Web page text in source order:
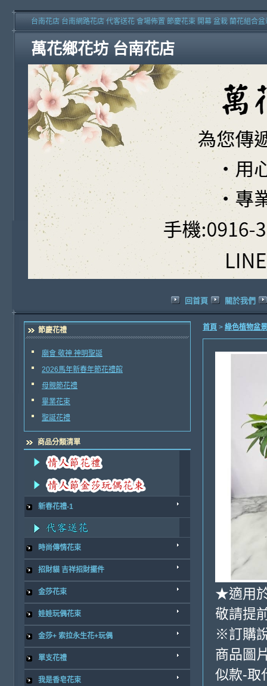
萬花鄉花坊 台南花店
台南花店 台南網路花店 代客送花 會場佈置 節慶花束 開幕 盆栽 蘭花組合
回首頁 關於我們
節慶花禮
廟會 敬神 神明聖誕
2026馬年新春年節花禮館
母親節花禮
畢業花束
聖誕花禮
商品分類清單
新春花禮-1
時尚傳情花束
招財貓 吉祥招財擺件
金莎花束
娃娃玩偶花束
金莎+ 索拉永生花+玩偶
單支花禮
我是香皂花束
首頁 > 綠色植物盆
★適用
敬請提
※訂購
商品圖
似款-取